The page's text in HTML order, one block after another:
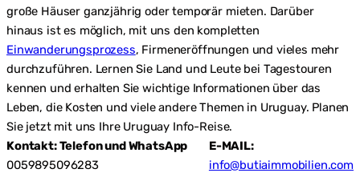
große Häuser ganzjährig oder temporär mieten. Darüber
hinaus ist es möglich, mit uns den kompletten
Einwanderungsprozess, Firmeneröffnungen und vieles mehr
durchzuführen. Lernen Sie Land und Leute bei Tagestouren
kennen und erhalten Sie wichtige Informationen über das
Leben, die Kosten und viele andere Themen in Uruguay. Planen
Sie jetzt mit uns Ihre Uruguay Info-Reise.
Kontakt: Telefon und WhatsApp
0059895096283
E-MAIL:
info@butiaimmobilien.com